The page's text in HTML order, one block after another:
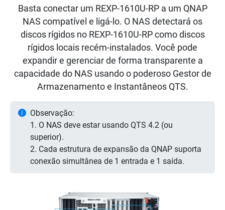
Basta conectar um REXP-1610U-RP a um QNAP
NAS compatível e ligá-lo. O NAS detectará os
discos rígidos no REXP-1610U-RP como discos
rígidos locais recém-instalados. Você pode
expandir e gerenciar de forma transparente a
capacidade do NAS usando o poderoso Gestor de
Armazenamento e Instantâneos QTS.
Observação:
1. O NAS deve estar usando QTS 4.2 (ou
superior).
2. Cada estrutura de expansão da QNAP suporta
conexão simultânea de 1 entrada e 1 saída.